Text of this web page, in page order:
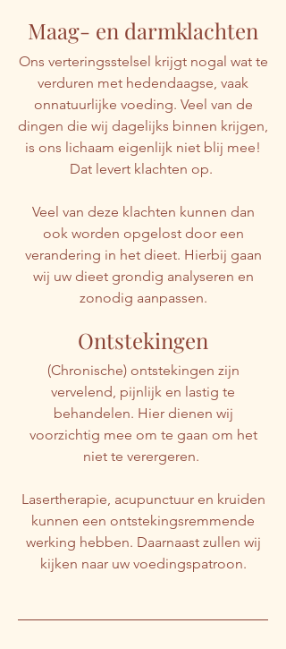
Maag- en darmklachten
Ons verteringsstelsel krijgt nogal wat te
verduren met hedendaagse, vaak
onnatuurlijke voeding. Veel van de
dingen die wij dagelijks binnen krijgen,
is ons lichaam eigenlijk niet blij mee!
Dat levert klachten op.
Veel van deze klachten kunnen dan
ook worden opgelost door een
verandering in het dieet. Hierbij gaan
wij uw dieet grondig analyseren en
zonodig aanpassen.
Ontstekingen
(Chronische) ontstekingen zijn
vervelend, pijnlijk en lastig te
behandelen. Hier dienen wij
voorzichtig mee om te gaan om het
niet te verergeren.
Lasertherapie, acupunctuur en kruiden
kunnen een ontstekingsremmende
werking hebben. Daarnaast zullen wij
kijken naar uw voedingspatroon.